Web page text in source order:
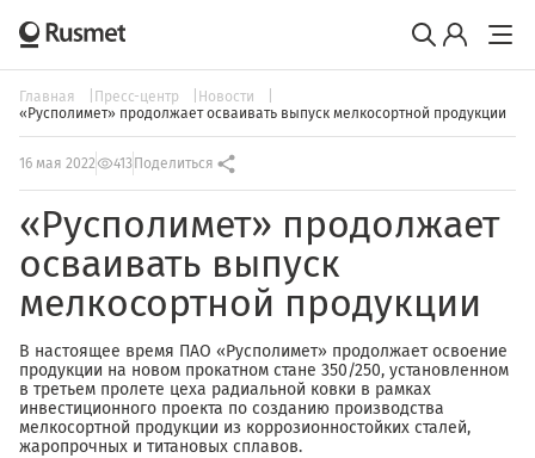
Главная Пресс-центр
Новости
«Русполимет» продолжает осваивать выпуск мелкосортной продукции
16 мая 2022 413 Поделиться
«Русполимет» продолжает
осваивать выпуск
мелкосортной продукции
В настоящее время ПАО «Русполимет» продолжает освоение
продукции на новом прокатном стане 350/250, установленном
в третьем пролете цеха радиальной ковки в рамках
инвестиционного проекта по созданию производства
мелкосортной продукции из коррозионностойких сталей,
жаропрочных и титановых сплавов.